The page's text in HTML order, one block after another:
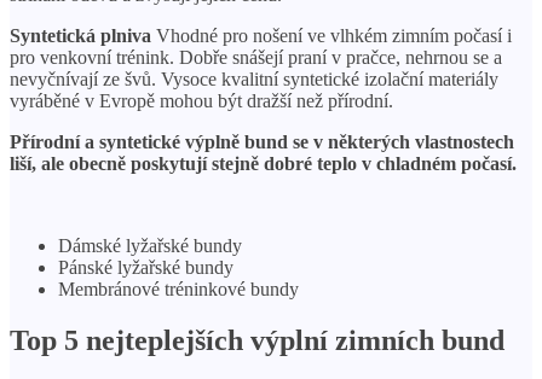
Syntetická plniva Vhodné pro nošení ve vlhkém zimním počasí i
pro venkovní trénink. Dobře snášejí praní v pračce, nehrnou se a
nevyčnívají ze švů. Vysoce kvalitní syntetické izolační materiály
vyráběné v Evropě mohou být dražší než přírodní.
Přírodní a syntetické výplně bund se v některých vlastnostech
liší, ale obecně poskytují stejně dobré teplo v chladném počasí.
Dámské lyžařské bundy
Pánské lyžařské bundy
Membránové tréninkové bundy
Top 5 nejteplejších výplní zimních bund